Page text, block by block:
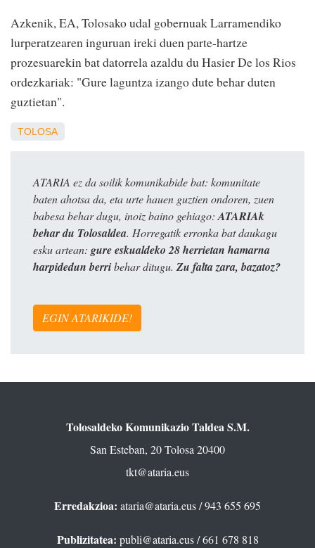
Azkenik, EA, Tolosako udal gobernuak Larramendiko
lurperatzearen inguruan ireki duen parte-hartze
prozesuarekin bat datorrela azaldu du Hasier De los Rios
ordezkariak: "Gure laguntza izango dute behar duten
guztietan".
TOLOSA
ATARIA ez da soilik komunikabide bat: komunitate
baten ahotsa da, eta urte hauen guztien ondoren, zuen
babesa behar dugu, inoiz baino gehiago:ATARIAk
behar du Tolosaldea. Horregatik erronka bat daukagu
esku artean: gure eskualdeko 28 herrietan hamarna
harpidedun berribehar ditugu. Zu falta zara, bazatoz?
EGIN ATARIKIDE!
Tolosaldeko Komunikazio Taldea S.M.
San Esteban, 20 Tolosa 20400
tkt@ataria.eus
Erredakzioa: ataria@ataria.eus/ 943 655 695
Publizitatea: publi@ataria.eus/ 661 678 818